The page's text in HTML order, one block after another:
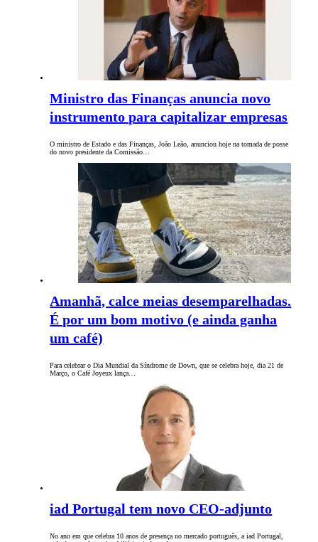
Ministro das Finanças anuncia novo
instrumento para capitalizar empresas
O ministro de Estado e das Finanças, João Leão, anunciou hoje na tomada de posse
do novo presidente da Comissão…
Amanhã, calce meias desemparelhadas.
É por um bom motivo (e ainda ganha
um café)
Para celebrar o Dia Mundial da Síndrome de Down, que se celebra hoje, dia 21 de
Março, o Café Joyeux lança…
iad Portugal tem novo CEO-adjunto
No ano em que celebra 10 anos de presença no mercado português, a iad Portugal,